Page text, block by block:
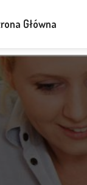
Główna